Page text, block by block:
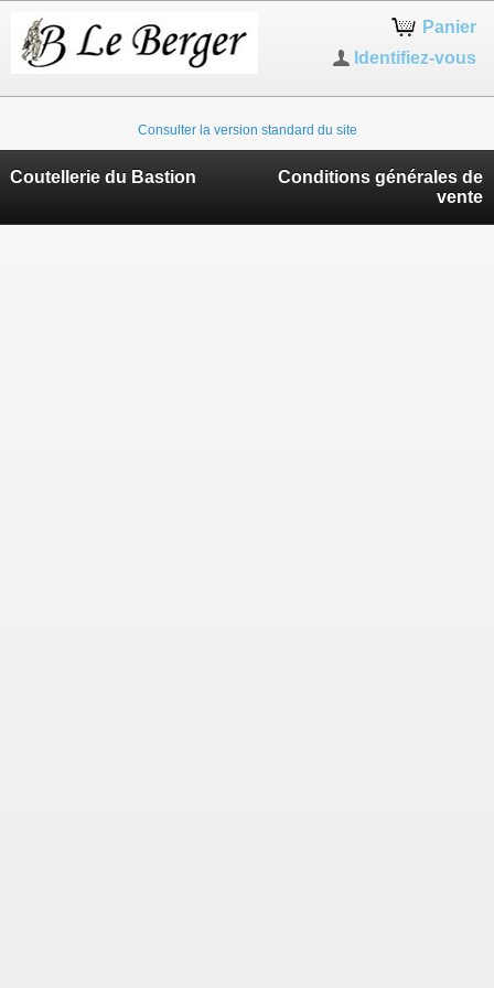
Panier
Identifiez-vous
Consulter la version standard du site
Coutellerie du Bastion
Conditions générales de
vente